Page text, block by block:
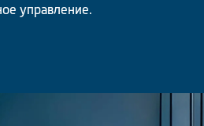
управление.